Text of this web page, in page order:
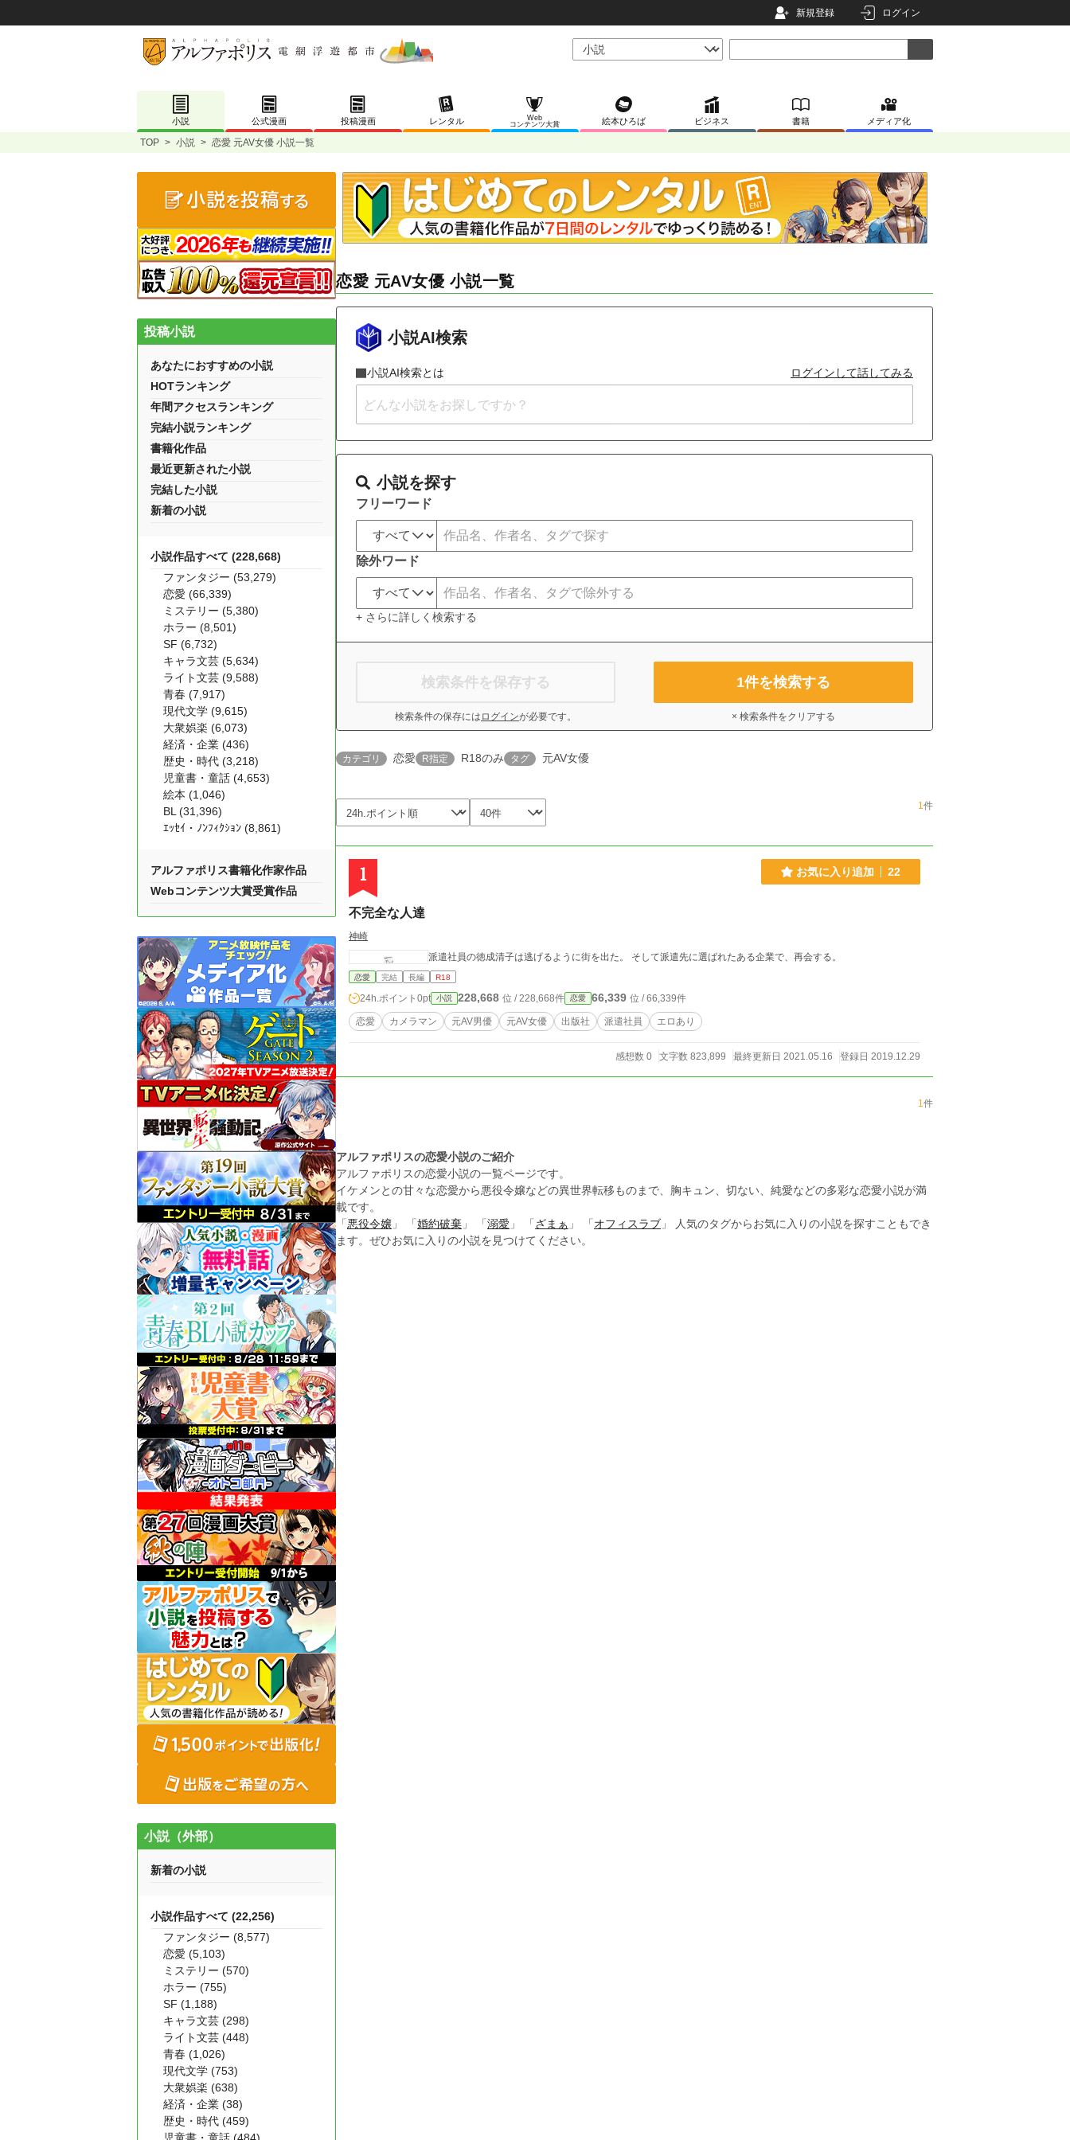
新規登録 ログイン
小説 公式漫画 投稿漫画 レンタル
Web
コンテンツ大賞
絵本ひろば ビジネス 書籍 メディア化
TOP > 小説 > 恋愛 元AV女優 小説一覧
恋愛 元AV女優 小説一覧
小説AI検索
小説AI検索とは ログインして話してみる
小説を探す
フリーワード
除外ワード
+ さらに詳しく検索する
検索条件を保存する
検索条件の保存には ログインが必要です。
1件を検索する
× 検索条件をクリアする
カテゴリ 恋愛 R指定 R18のみ タグ 元AV女優
1件
1 お気に入り追加 22
不完全な人達
神崎
派遣社員の徳成清子は逃げるように街を出た。 そして派遣先に選ばれたある企業で、再会する。
恋愛 完結 長編 R18
24h.ポイント 0pt 小説 228,668 位 / 228,668件 恋愛 66,339 位 / 66,339件
恋愛 カメラマン 元AV男優 元AV女優 出版社 派遣社員 エロあり
感想数 0 文字数 823,899 最終更新日 2021.05.16 登録日 2019.12.29
1件
アルファポリスの恋愛小説のご紹介
アルファポリスの恋愛小説の一覧ページです。
イケメンとの甘々な恋愛から悪役令嬢などの異世界転移ものまで、胸キュン、切ない、純愛などの多彩な恋愛小説が満
載です。
「 悪役令嬢 」 「 婚約破棄 」 「 溺愛 」 「 ざまぁ 」 「 オフィスラブ 」 人気のタグからお気に入りの小説を探すこともでき
ます。ぜひお気に入りの小説を見つけてください。
投稿小説
あなたにおすすめの小説
HOTランキング
年間アクセスランキング
完結小説ランキング
書籍化作品
最近更新された小説
完結した小説
新着の小説
小説作品すべて (228,668)
ファンタジー (53,279)
恋愛 (66,339)
ミステリー (5,380)
ホラー (8,501)
SF (6,732)
キャラ文芸 (5,634)
ライト文芸 (9,588)
青春 (7,917)
現代文学 (9,615)
大衆娯楽 (6,073)
経済・企業 (436)
歴史・時代 (3,218)
児童書・童話 (4,653)
絵本 (1,046)
BL (31,396)
ｴｯｾｲ・ﾉﾝﾌｨｸｼｮﾝ (8,861)
アルファポリス書籍化作家作品
Webコンテンツ大賞受賞作品
小説（外部）
新着の小説
小説作品すべて (22,256)
ファンタジー (8,577)
恋愛 (5,103)
ミステリー (570)
ホラー (755)
SF (1,188)
キャラ文芸 (298)
ライト文芸 (448)
青春 (1,026)
現代文学 (753)
大衆娯楽 (638)
経済・企業 (38)
歴史・時代 (459)